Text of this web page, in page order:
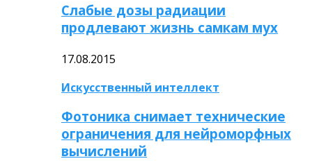
Слабые дозы радиации
продлевают жизнь самкам мух
17.08.2015
Искусственный интеллект
Фотоника снимает технические
ограничения для нейроморфных
вычислений